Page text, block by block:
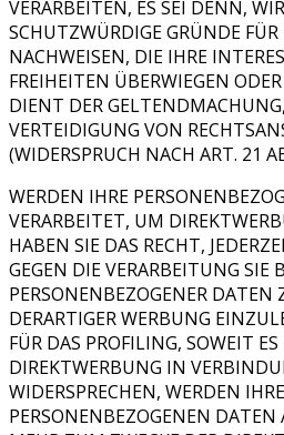
VERARBEITEN, ES SEI DENN,
SCHUTZWÜRDIGE GRÜNDE
NACHWEISEN, DIE IHRE
FREIHEITEN ÜBERWIEGEN
DIENT DER
VERTEIDIGUNG VON
(WIDERSPRUCH NACH ART. 21
WERDEN IHRE
VERARBEITET, UM
HABEN SIE DAS RECHT,
GEGEN DIE VERARBEITUNG SIE
PERSONENBEZOGENER DATEN
DERARTIGER WERBUNG
FÜR DAS PROFILING, SOWEIT
DIREKTWERBUNG IN
WIDERSPRECHEN, WERDEN IHRE
PERSONENBEZOGENEN